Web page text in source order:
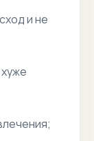
и не